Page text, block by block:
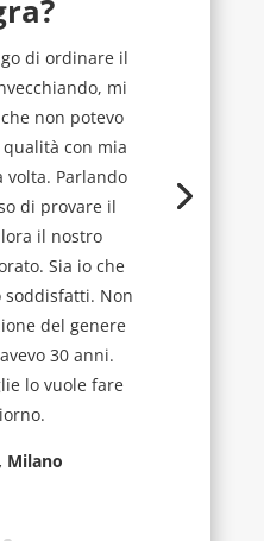
di ordinare il
mi
non potevo
con mia
volta. Parlando
di provare il
il nostro
Sia io che
soddisfatti. Non
del genere
30 anni.
lo vuole fare
Milano